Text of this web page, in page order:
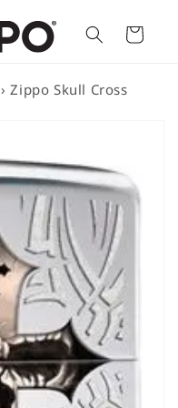
Cart
›Zippo Skull Cross